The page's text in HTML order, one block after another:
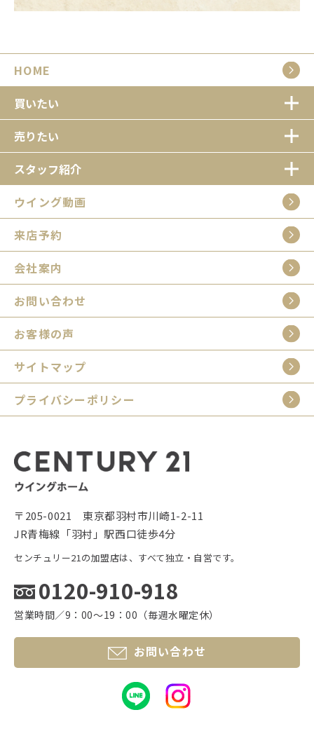
HOME
買いたい
売りたい
スタッフ紹介
ウイング動画
来店予約
会社案内
お問い合わせ
お客様の声
サイトマップ
プライバシーポリシー
〒205-0021 東京都羽村市川崎1-2-11
JR青梅線「羽村」駅西口徒歩4分
センチュリー21の加盟店は、すべて独立・自営です。
0120-910-918
営業時間／9：00〜19：00（毎週水曜定休）
お問い合わせ